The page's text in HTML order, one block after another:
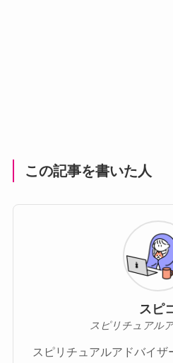
この記事を書いた人
スピ
スピリチュアル
スピリチュアルアドバイ